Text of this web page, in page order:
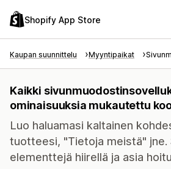
Shopify App Store
Kaupan suunnittelu Myyntipaikat
Kaikki
ominaisuuksia mukautettu
Luo haluamasi kaltainen
tuotteesi, "Tietoja meistä" jne.
elementtejä hiirellä ja asia